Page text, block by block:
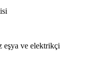
eşya ve elektrikçi